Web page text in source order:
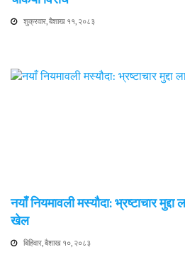
शुक्रवार, बैशाख ११, २०८३
नयाँ नियमावली मस्यौदा: भ्रष्टाचार
खेल
बिहिवार, बैशाख १०, २०८३